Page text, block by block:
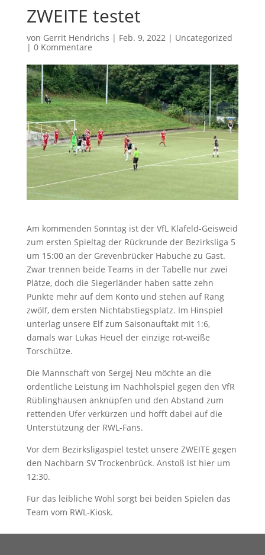
ZWEITE testet
von Gerrit Hendrichs | Feb. 9, 2022 | Uncategorized
| 0 Kommentare
Am kommenden Sonntag ist der VfL Klafeld-Geisweid
zum ersten Spieltag der Rückrunde der Bezirksliga 5
um 15:00 an der Grevenbrücker Habuche zu Gast.
Zwar trennen beide Teams in der Tabelle nur zwei
Plätze, doch die Siegerländer haben satte zehn
Punkte mehr auf dem Konto und stehen auf Rang
zwölf, dem ersten Nichtabstiegsplatz. Im Hinspiel
unterlag unsere Elf zum Saisonauftakt mit 1:6,
damals war Lukas Heuel der einzige rot-weiße
Torschütze.
Die Mannschaft von Sergej Neu möchte an die
ordentliche Leistung im Nachholspiel gegen den VfR
Rüblinghausen anknüpfen und den Abstand zum
rettenden Ufer verkürzen und hofft dabei auf die
Unterstützung der RWL-Fans.
Vor dem Bezirksligaspiel testet unsere ZWEITE gegen
den Nachbarn SV Trockenbrück. Anstoß ist hier um
12:30.
Für das leibliche Wohl sorgt bei beiden Spielen das
Team vom RWL-Kiosk.